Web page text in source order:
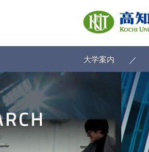
で
ン
コ
ン
テ
ン
ツ
へ
ク
大学案内